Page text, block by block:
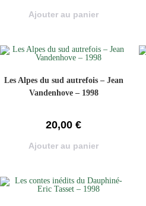
Ajouter au panier
Les Alpes du sud autrefois – Jean
Vandenhove – 1998
20,00 €
Ajouter au panier